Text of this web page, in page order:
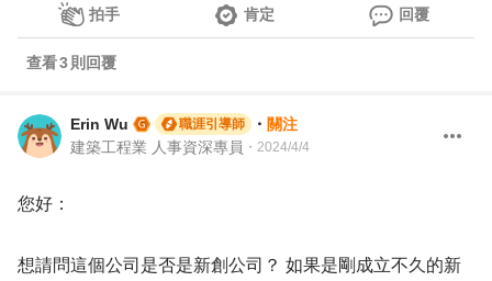
拍手 肯定 回覆
查看3則回覆
Erin Wu 職涯引導師 ・ 關注
建築工程業 人事資深專員 ・ 2024/4/4
您好：
想請問這個公司是否是新創公司？ 如果是剛成立不久的新